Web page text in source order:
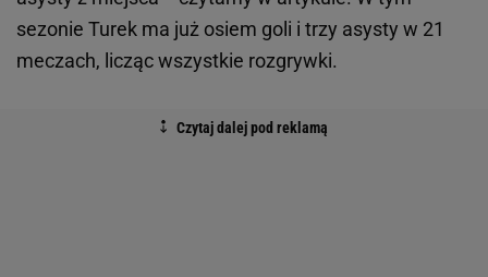
sezonie Turek ma już osiem goli i trzy asysty w 21
meczach, licząc wszystkie rozgrywki.